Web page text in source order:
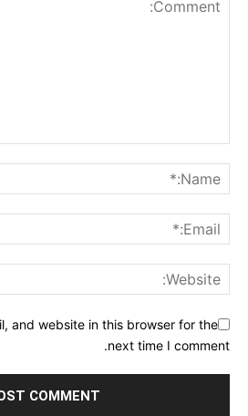
and website in this browser for the
next time I comment.